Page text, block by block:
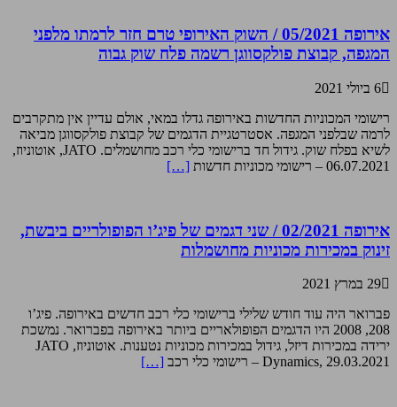
אירופה 05/2021 / השוק האירופי טרם חזר לרמתו מלפני
המגפה, קבוצת פולקסווגן רשמה פלח שוק גבוה
6 ביולי 2021
רישומי המכוניות החדשות באירופה גדלו במאי, אולם עדיין אין מתקרבים
לרמה שבלפני המגפה. אסטרטגיית הדגמים של קבוצת פולקסווגן מביאה
לשיא בפלח שוק. גידול חד ברישומי כלי רכב מחושמלים. JATO, אוטוניוז,
06.07.2021 – רישומי מכוניות חדשות
[…]
אירופה 02/2021 / שני דגמים של פיג’ו הפופולריים ביבשת,
זינוק במכירות מכוניות מחושמלות
29 במרץ 2021
פברואר היה עוד חודש שלילי ברישומי כלי רכב חדשים באירופה. פיג’ו
208, 2008 היו הדגמים הפופולאריים ביותר באירופה בפברואר. נמשכת
ירידה במכירות דיזל, גידול במכירות מכוניות נטענות. אוטוניוז, JATO
Dynamics, 29.03.2021 – רישומי כלי רכב
[…]